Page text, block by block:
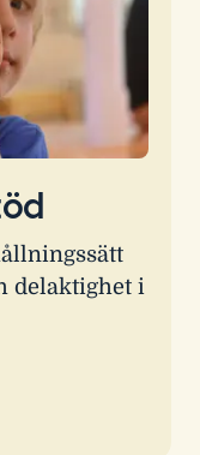
delaktighet i